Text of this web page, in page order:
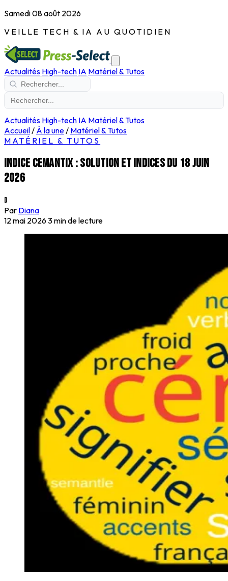
Samedi 08 août 2026
VEILLE TECH & IA AU QUOTIDIEN
Actualités High-tech IA Matériel & Tutos
Actualités High-tech IA Matériel & Tutos
Accueil/ À la une/ Matériel & Tutos
MATÉRIEL & TUTOS
Indice Cemantix : solution et indices du 18 juin
2026
D
Par Diana
12 mai 20263 min de lecture